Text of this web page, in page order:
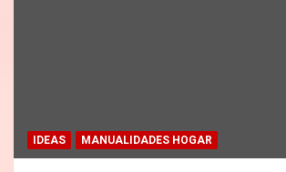
IDEAS MANUALIDADES HOGAR